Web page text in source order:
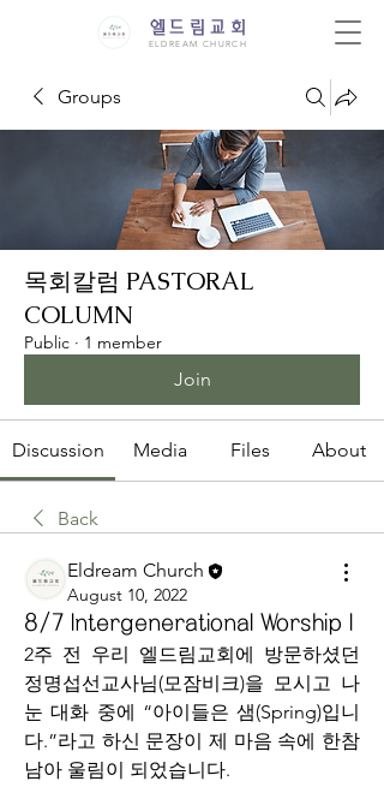
엘드림교회
ELDREAM CHURCH
Groups
목회칼럼 PASTORAL
COLUMN
Public · 1 member
Join
Discussion Media Files About
Back
Eldream Church
August 10, 2022
8/7 Intergenerational Worship I
2주 전 우리 엘드림교회에 방문하셨던
정명섭선교사님(모잠비크)을 모시고 나
눈 대화 중에 “아이들은 샘(Spring)입니
다.”라고 하신 문장이 제 마음 속에 한참
남아 울림이 되었습니다.